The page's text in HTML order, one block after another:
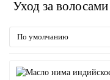
Уход за волосами